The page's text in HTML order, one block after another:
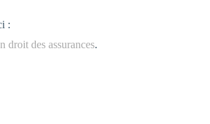
:
droit des assurances.